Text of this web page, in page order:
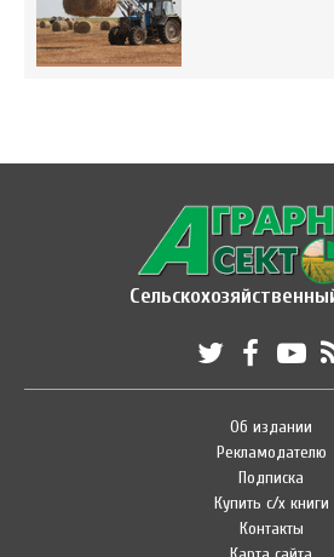
Об издании
Рекламодателю
Подписка
Купить с/х книги
Контакты